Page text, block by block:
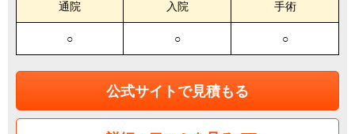
通院 入院 手術
○ ○ ○
公式サイトで見積もる